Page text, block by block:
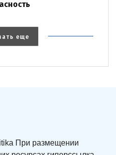
еще
При размещении